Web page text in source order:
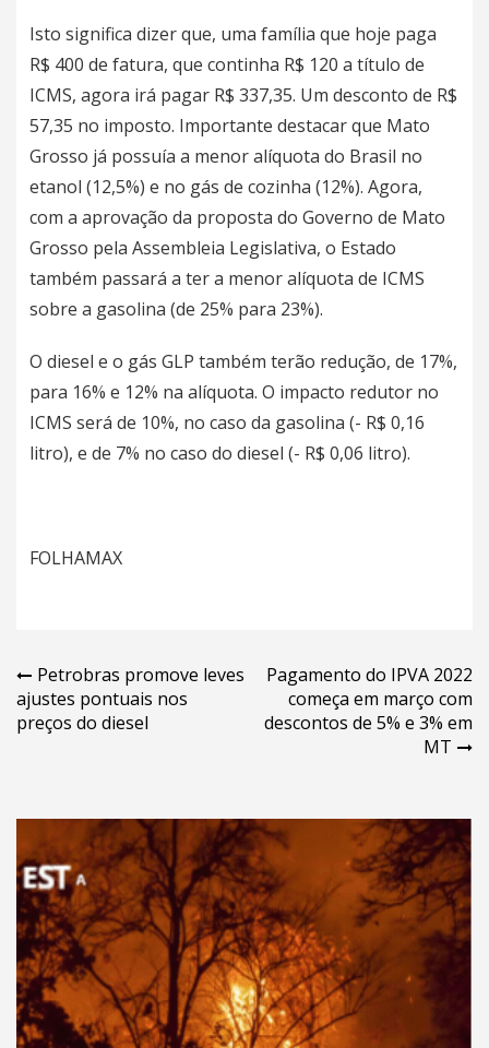
Isto significa dizer que, uma família que hoje paga
R$ 400 de fatura, que continha R$ 120 a título de
ICMS, agora irá pagar R$ 337,35. Um desconto de R$
57,35 no imposto. Importante destacar que Mato
Grosso já possuía a menor alíquota do Brasil no
etanol (12,5%) e no gás de cozinha (12%). Agora,
com a aprovação da proposta do Governo de Mato
Grosso pela Assembleia Legislativa, o Estado
também passará a ter a menor alíquota de ICMS
sobre a gasolina (de 25% para 23%).
O diesel e o gás GLP também terão redução, de 17%,
para 16% e 12% na alíquota. O impacto redutor no
ICMS será de 10%, no caso da gasolina (- R$ 0,16
litro), e de 7% no caso do diesel (- R$ 0,06 litro).
FOLHAMAX
Navegação
de
Petrobras promove leves
ajustes pontuais nos
preços do diesel
Pagamento do IPVA 2022
começa em março com
descontos de 5% e 3% em
MT